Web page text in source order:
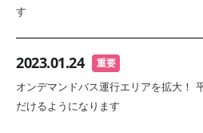
す
2023.01.24 重要
オンデマンドバス運行エリアを拡大！
だけるようになります